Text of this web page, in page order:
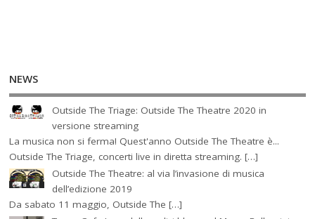
NEWS
Outside The Triage: Outside The Theatre 2020 in
versione streaming
La musica non si ferma! Quest'anno Outside The Theatre è...
Outside The Triage, concerti live in diretta streaming. […]
Outside The Theatre: al via l’invasione di musica
dell’edizione 2019
Da sabato 11 maggio, Outside The […]